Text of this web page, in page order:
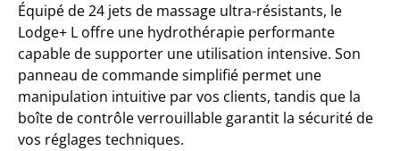
Équipé de 24 jets de massage ultra-résistants, le
Lodge+ L offre une hydrothérapie performante
capable de supporter une utilisation intensive. Son
panneau de commande simplifié permet une
manipulation intuitive par vos clients, tandis que la
boîte de contrôle verrouillable garantit la sécurité de
vos réglages techniques.